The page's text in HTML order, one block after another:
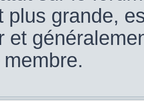
plus grande,
et